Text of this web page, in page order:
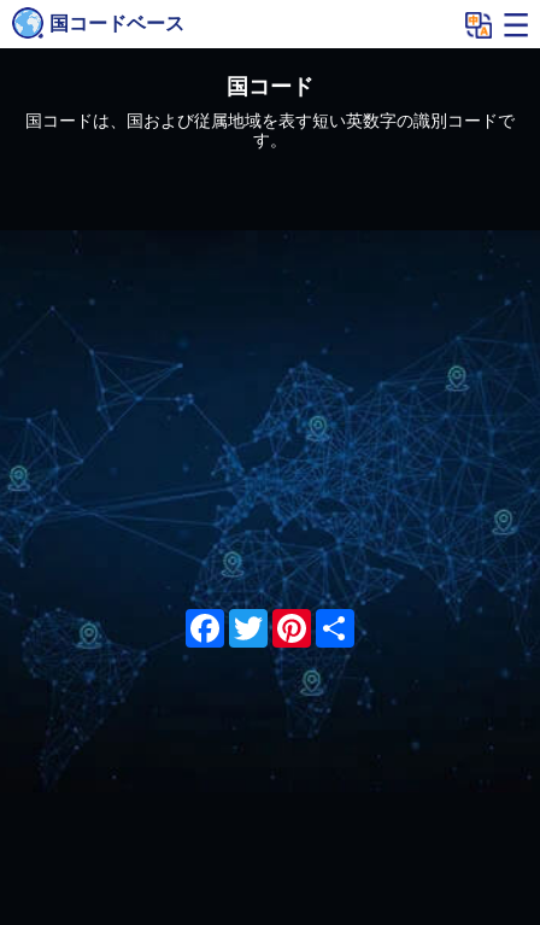
国コードベース
国コード
国コードは、国および従属地域を表す短い英数字の識別コードで
す。
Facebook
TwitterPinterest
Share